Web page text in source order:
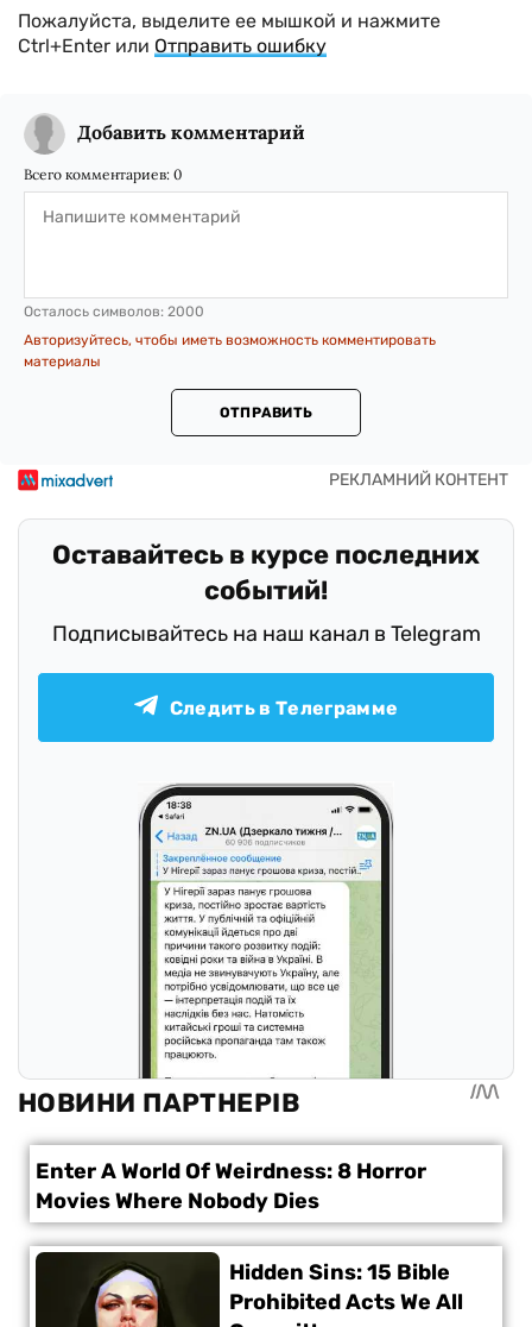
Пожалуйста, выделите ее мышкой и нажмите
Ctrl+Enter или Отправить ошибку
Добавить комментарий
Всего комментариев: 0
Осталось символов: 2000
Авторизуйтесь, чтобы иметь возможность комментировать
материалы
ОТПРАВИТЬ
Оставайтесь в курсе последних
событий!
Подписывайтесь на наш канал в Telegram
Следить в Телеграмме